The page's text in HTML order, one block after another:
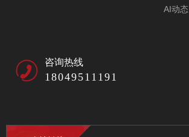
AI动态
咨询热线
18049511191